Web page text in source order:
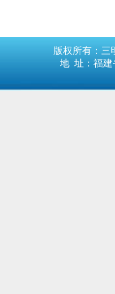
版权所有：三
地 址：福建